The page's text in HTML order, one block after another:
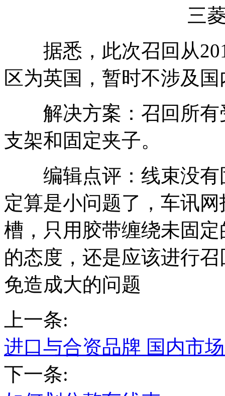
三
据悉，此次召回从
区为英国，暂时不涉及
解决方案：召回所有
支架和固定夹子。
编辑点评：线束没有
定算是小问题了，车讯
槽，只用胶带缠绕未固
的态度，还是应该进行
免造成大的问题
上一条:
进口与合资品牌 国内市
下一条: